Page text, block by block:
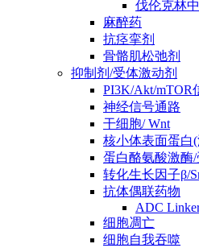
伐伦克林
麻醉药
抗痉挛剂
骨骼肌松弛剂
抑制剂/受体激动剂
PI3K/Akt/mTOR
神经信号通路
干细胞/ Wnt
核小体表面蛋白
蛋白酪氨酸激酶
转化生长因子β/
抗体偶联药物
ADC
细胞凋亡
细胞自我吞噬